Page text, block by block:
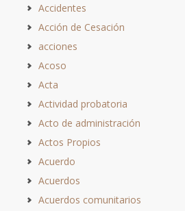
Accidentes
Acción de Cesación
acciones
Acoso
Acta
Actividad probatoria
Acto de administración
Actos Propios
Acuerdo
Acuerdos
Acuerdos comunitarios